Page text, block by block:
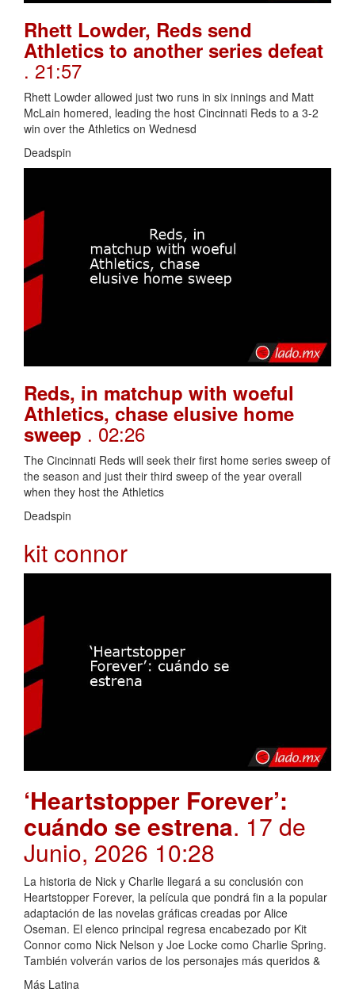
Rhett Lowder, Reds send
Athletics to another series defeat
. 21:57
Rhett Lowder allowed just two runs in six innings and Matt
McLain homered, leading the host Cincinnati Reds to a 3-2
win over the Athletics on Wednesd
Deadspin
Reds, in matchup with woeful
Athletics, chase elusive home
sweep . 02:26
The Cincinnati Reds will seek their first home series sweep of
the season and just their third sweep of the year overall
when they host the Athletics
Deadspin
kit connor
‘Heartstopper Forever’:
cuándo se estrena. 17 de
Junio, 2026 10:28
La historia de Nick y Charlie llegará a su conclusión con
Heartstopper Forever, la película que pondrá fin a la popular
adaptación de las novelas gráficas creadas por Alice
Oseman. El elenco principal regresa encabezado por Kit
Connor como Nick Nelson y Joe Locke como Charlie Spring.
También volverán varios de los personajes más queridos &
Más Latina